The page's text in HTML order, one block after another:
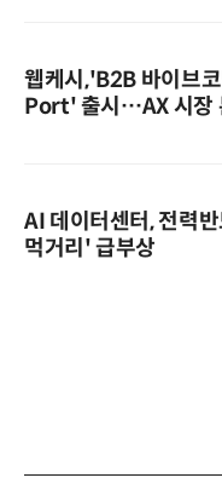
웹케시,'B2B 바이브
Port' 출시…AX 시장
AI 데이터센터, 전력
먹거리' 급부상